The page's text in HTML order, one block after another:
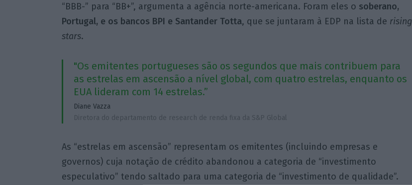
“BBB-” para “BB+”, argumenta a agência norte-americana. Foram eles o soberano,
Portugal, e os bancos BPI e Santander Totta, que se juntaram à EDP na lista de rising
stars.
"Os emitentes portugueses são os segundos que mais contribuem para
as estrelas em ascensão a nível global, com quatro estrelas, enquanto os
EUA lideram com 14 estrelas.”
Diane Vazza
Diretora do departamento de research de renda fixa da S&P Global
As “estrelas em ascensão” representam os emitentes (incluindo empresas e
governos) cuja notação de crédito abandonou a categoria de “investimento
especulativo” tendo saltado para uma categoria de “investimento de qualidade”.